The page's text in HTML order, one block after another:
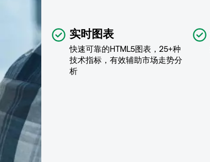
实时图表
快速可靠的HTML5图表，25+种
技术指标，有效辅助市场走势分
析